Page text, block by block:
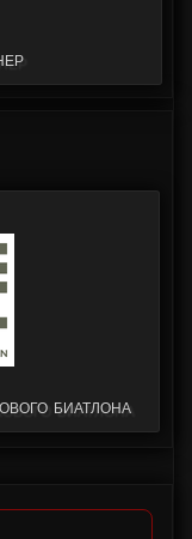
биатлона